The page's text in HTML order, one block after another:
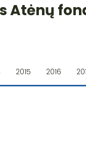
Atėnų
2015 2016